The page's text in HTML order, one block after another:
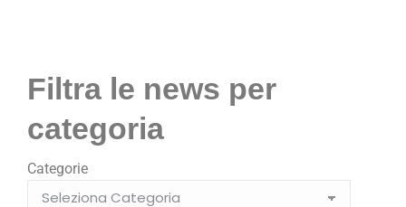
Filtra le news per
categoria
Categorie